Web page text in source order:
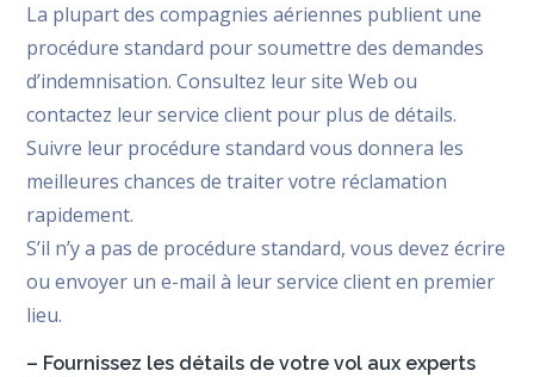
La plupart des compagnies aériennes publient une
procédure standard pour soumettre des demandes
d’indemnisation. Consultez leur site Web ou
contactez leur service client pour plus de détails.
Suivre leur procédure standard vous donnera les
meilleures chances de traiter votre réclamation
rapidement.
S’il n’y a pas de procédure standard, vous devez écrire
ou envoyer un e-mail à leur service client en premier
lieu.
– Fournissez les détails de votre vol aux experts